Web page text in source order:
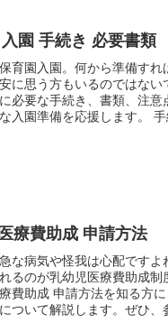
園 手続き 必要書類
育園入園。何から準備す
に思う方もいるのではな
必要な手続き、書類、注意
入園準備を応援します。
療費助成 申請方法
な病気や怪我は心配です
るのが乳幼児医療費助成
費助成 申請方法を知る方
ついて解説します。ぜひ、